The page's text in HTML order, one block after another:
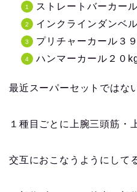
ストレートバーカー
インクラインダンベ
プリチャーカール３
ハンマーカール２０
最近スーパーセットではな
１種目ごとに上腕三頭筋・
交互におこなうようにして